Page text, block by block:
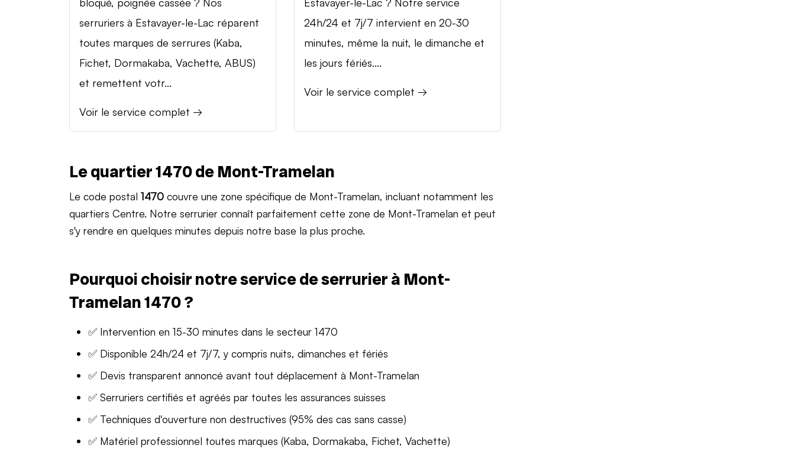
serruriers à Estavayer-le-Lac réparent
toutes marques de serrures (Kaba,
Fichet, Dormakaba, Vachette, ABUS)
et remettent votr...
Voir le service complet →
24h/24 et 7j/7 intervient en 20-30
minutes, même la nuit, le dimanche et
les jours fériés....
Voir le service complet →
Le quartier 1470 de Mont-Tramelan
Le code postal 1470 couvre une zone spécifique de Mont-Tramelan, incluant notamment les
quartiers Centre. Notre serrurier connaît parfaitement cette zone de Mont-Tramelan et peut
s'y rendre en quelques minutes depuis notre base la plus proche.
Pourquoi choisir notre service de serrurier à Mont-
Tramelan 1470 ?
✅ Intervention en 15-30 minutes dans le secteur 1470
✅ Disponible 24h/24 et 7j/7, y compris nuits, dimanches et fériés
✅ Devis transparent annoncé avant tout déplacement à Mont-Tramelan
✅ Serruriers certifiés et agréés par toutes les assurances suisses
✅ Techniques d'ouverture non destructives (95% des cas sans casse)
✅ Matériel professionnel toutes marques (Kaba, Dormakaba, Fichet, Vachette)